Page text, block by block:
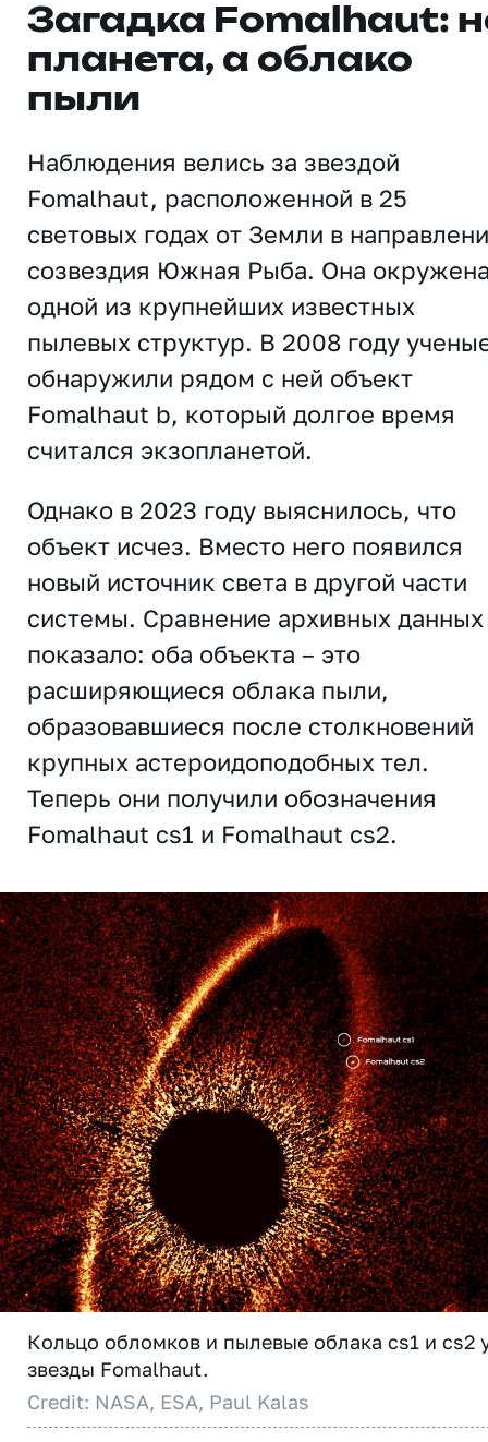
Загадка Fomalhaut:
планета, а облако
пыли
Наблюдения велись за звездой
Fomalhaut, расположенной в 25
световых годах от Земли в
созвездия Южная Рыба. Она
одной из крупнейших известных
пылевых структур. В 2008 году
обнаружили рядом с ней объект
Fomalhaut b, который долгое время
считался экзопланетой.
Однако в 2023 году выяснилось, что
объект исчез. Вместо него появился
новый источник света в другой части
системы. Сравнение архивных данных
показало: оба объекта – это
расширяющиеся облака пыли,
образовавшиеся после столкновений
крупных астероидоподобных тел.
Теперь они получили обозначения
Fomalhaut cs1 и Fomalhaut cs2.
Кольцо обломков и пылевые облака cs1 и cs2
звезды Fomalhaut.
Credit: NASA, ESA, Paul Kalas